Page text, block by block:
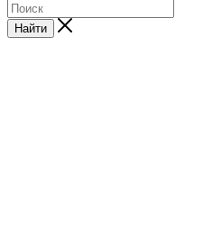
Найти